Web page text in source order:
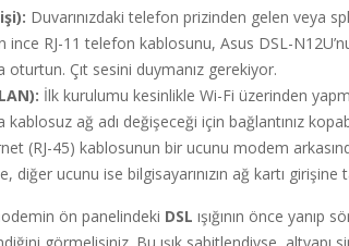
Duvarınızdaki telefon prizinden gelen veya
ince RJ-11 telefon kablosunu, Asus DSL-
oturtun. Çıt sesini duymanız gerekiyor.
İlk kurulumu kesinlikle Wi-Fi üzerinden
ağ adı değişeceği için bağlantınız
(RJ-45) kablosunun bir ucunu modem
ucunu ise bilgisayarınızın ağ kartı girişine
ön panelindeki DSL ışığının önce yanıp